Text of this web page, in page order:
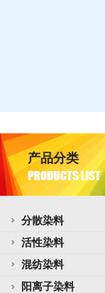
产品分类
分散染料
活性染料
混纺染料
阳离子染料